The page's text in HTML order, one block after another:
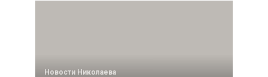
Новости Николаева